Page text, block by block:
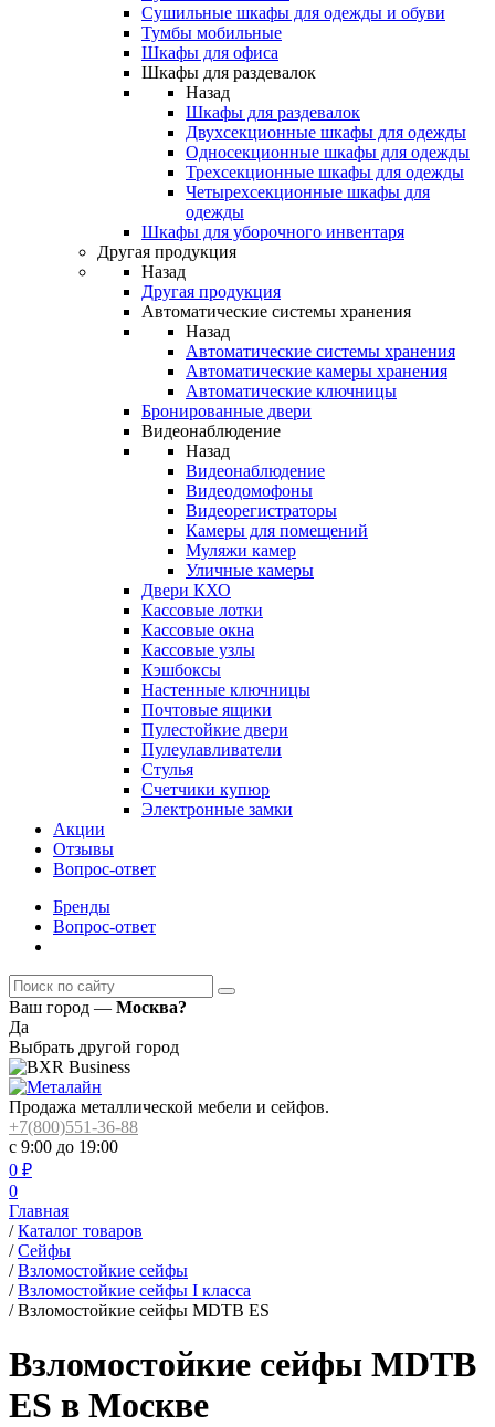
Сушильные шкафы для одежды и обуви
Тумбы мобильные
Шкафы для офиса
Шкафы для раздевалок
Назад
Шкафы для раздевалок
Двухсекционные шкафы для одежды
Односекционные шкафы для одежды
Трехсекционные шкафы для одежды
Четырехсекционные шкафы для
одежды
Шкафы для уборочного инвентаря
Другая продукция
Назад
Другая продукция
Автоматические системы хранения
Назад
Автоматические системы хранения
Автоматические камеры хранения
Автоматические ключницы
Бронированные двери
Видеонаблюдение
Назад
Видеонаблюдение
Видеодомофоны
Видеорегистраторы
Камеры для помещений
Муляжи камер
Уличные камеры
Двери КХО
Кассовые лотки
Кассовые окна
Кассовые узлы
Кэшбоксы
Настенные ключницы
Почтовые ящики
Пулестойкие двери
Пулеулавливатели
Стулья
Счетчики купюр
Электронные замки
Акции
Отзывы
Вопрос-ответ
Бренды
Вопрос-ответ
Ваш город — Москва?
Да
Выбрать другой город
Продажа металлической мебели и сейфов.
+7(800)551-36-88
с 9:00 до 19:00
0 ₽
0
Главная
/ Каталог товаров
/ Сейфы
/ Взломостойкие сейфы
/ Взломостойкие сейфы I класса
/ Взломостойкие сейфы MDTB ES
Взломостойкие сейфы MDTB
ES в Москве